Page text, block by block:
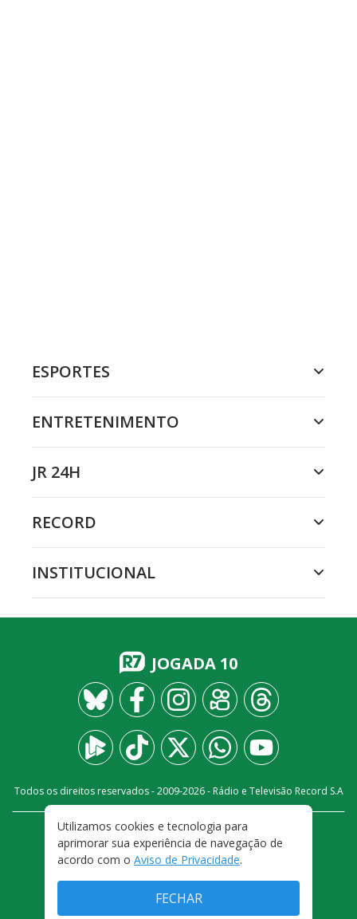
ESPORTES
ENTRETENIMENTO
JR 24H
RECORD
INSTITUCIONAL
JOGADA 10
Todos os direitos reservados - 2009-2026- Rádio e Televisão Record S.A
FALE CONOSCO
PRIVACIDADE
TERMOS E CONDIÇÕES DE USO
Utilizamos cookies e tecnologia para
aprimorar sua experiência de navegação de
acordo com o Aviso de Privacidade.
FECHAR